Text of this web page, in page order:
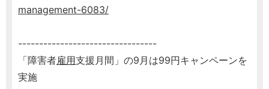
management-6083/
---------------------------------
「障害者雇用支援月間」の9月は99円キャンペーンを
実施